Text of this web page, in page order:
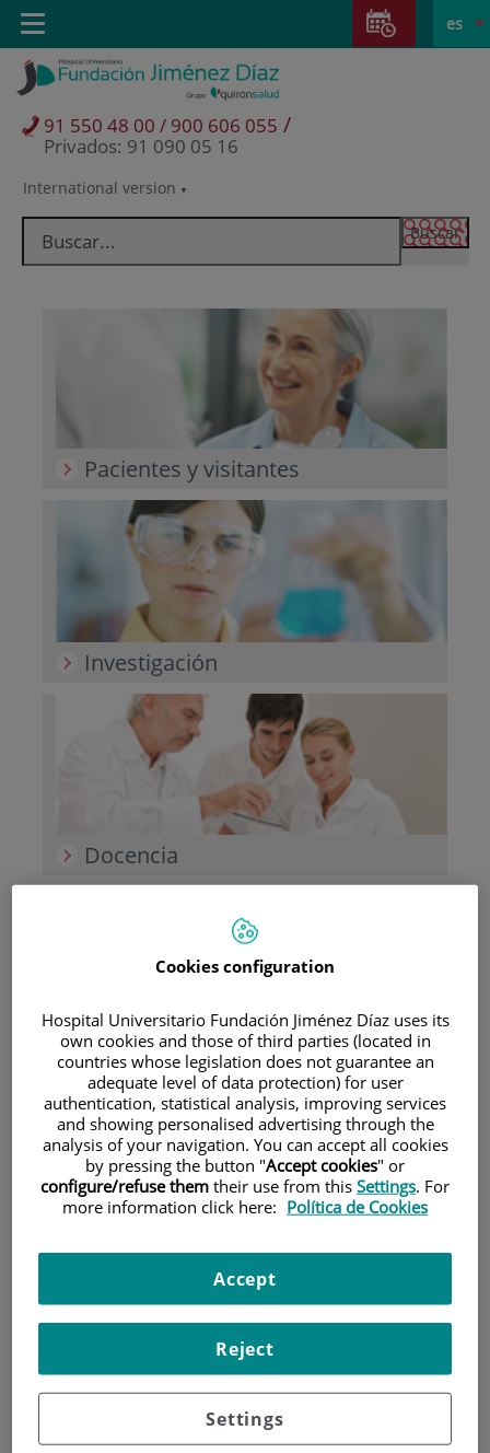
Saltar al contenido
Saltar
contenido
Selector
idioma
activo
es
International version
91 550 48 00 / 900 606 055 /
Privados: 91 090 05 16
Toggle
navigation
Pacientes y visitantes
Investigación
Docencia
Teléfono de atención al usuario
|SALA DE PRENSA|VÍDEOS
Vídeos
Cookies configuration
Hospital Universitario Fundación Jiménez Díaz uses its
own cookies and those of third parties (located in
countries whose legislation does not guarantee an
adequate level of data protection) for user
authentication, statistical analysis, improving services
and showing personalised advertising through the
analysis of your navigation. You can accept all cookies
by pressing the button "Accept cookies" or
configure/refuse them their use from this Settings. For
more information click here: Política de Cookies
Settings
Reject
Accept